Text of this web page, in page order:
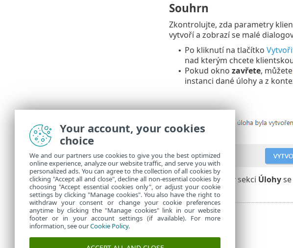
Souhrn
Zkontrolujte, zda parametry
vytvoří a zobrazí se malé
• Po kliknutí na tlačítko
nad kterým chcete
• Pokud okno zavřete, můžete
instanci dané úlohy a z
U každé úlohy je v sekci Úlohyse
Your account, your cookies
choice
We and our partners use cookies to give you the best optimized
online experience, analyze our website traffic, and serve you with
personalized ads. You can agree to the collection of all cookies by
clicking "Accept all and close", decline all non-essential cookies by
choosing "Accept essential cookies only", or adjust your cookie
settings by clicking "Manage cookies". You also have the right to
withdraw your consent or change your cookie preferences
anytime by clicking the "Manage cookies" link in our website
footer or in your account settings (if available). For more
information, see ourCookie Policy.